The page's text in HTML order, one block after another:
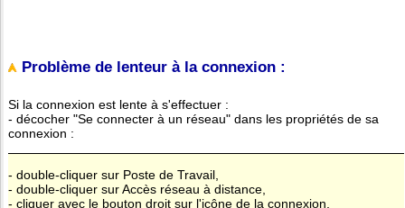
Problème de lenteur à la connexion :
Si la connexion est lente à s'effectuer :
- décocher "Se connecter à un réseau" dans les propriétés de sa
connexion :
- double-cliquer sur Poste de Travail,
- double-cliquer sur Accès réseau à distance,
- cliquer avec le bouton droit sur l'icône de la connexion,